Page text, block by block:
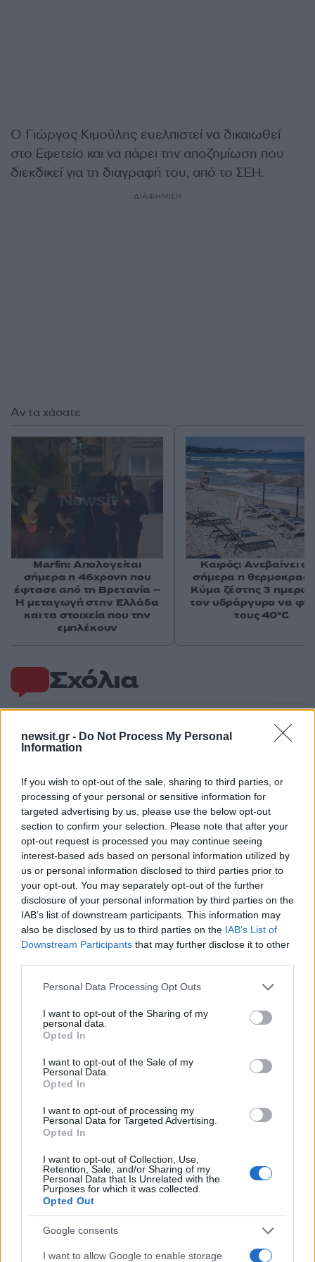
newsit.gr - Do Not Process My Personal
Information
If you wish to opt-out of the sale, sharing to third parties, or
processing of your personal or sensitive information for
targeted advertising by us, please use the below opt-out
section to confirm your selection. Please note that after your
opt-out request is processed you may continue seeing
interest-based ads based on personal information utilized by
us or personal information disclosed to third parties prior to
your opt-out. You may separately opt-out of the further
disclosure of your personal information by third parties on the
IAB’s list of downstream participants. This information may
also be disclosed by us to third parties on the IAB’s List of
Downstream Participants that may further disclose it to other
Please note that this website/app uses one or more Google
not limited to your visit or usage behaviour. You may click to
grant or deny consent to Google and its third-party tags to
use your data for below specified purposes in below Google
consent section.
Personal Data Processing Opt Outs
I want to opt-out of the Sharing of my
personal data.
Opted In
I want to opt-out of the Sale of my
Personal Data.
Opted In
I want to opt-out of processing my
Personal Data for Targeted Advertising.
Opted In
I want to opt-out of Collection, Use,
Retention, Sale, and/or Sharing of my
Personal Data that Is Unrelated with the
Purposes for which it was collected.
Opted Out
Google consents
I want to allow Google to enable storage
Ο Γιώργος Κιμούλης ευελπιστεί να δικαιωθεί
στο Εφετείο και να πάρει την αποζημίωση που
διεκδικεί για τη διαγραφή του, από το ΣΕΗ.
ΔΙΑΦΗΜΙΣΗ
Σχόλια
50 /50
2000 /2000
Υποβολή σχολίου
Όροι Χρήσης. Το site προστατεύεται από reCAPTCHA, ισχύουν
& της Google.
ΑΓΩΓΗ
ΓΙΩΡΓΟΣ ΚΙΜΟΥΛΗΣ ΣΕΗ
Share:
Ακολουθήστε το Νewsit.gr στο Google News
ενημερωθείτε πρώτοι για όλη την ειδησεογραφία και τα
τελευταία νέα
Αν τα χάσατε
Marfin: Απολογείται
σήμερα η 46χρονη που
έφτασε από τη Βρετανία –
Η μεταγωγή στην Ελλάδα
και τα στοιχεία που την
εμπλέκουν
Καιρός: Ανεβαίνει
σήμερα η
Κύμα ζέστης 3
τον υδράργυρο να
τους 40°C
Πιο δημοφιλή
Έφυγαν οι συνεργάτες, μένει η Μαρία
Καρυστιανού - Η επόμενη μέρα για την
«Ελπίδα για τη Δημοκρατία»
Συγκίνηση στο τελευταίο αντίο στον Λάκη